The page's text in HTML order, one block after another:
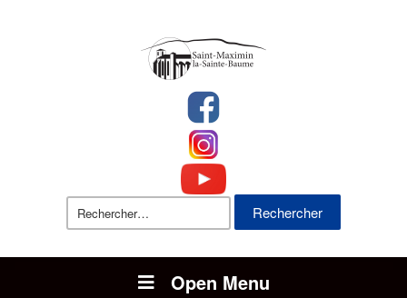
Rechercher :
Open Menu